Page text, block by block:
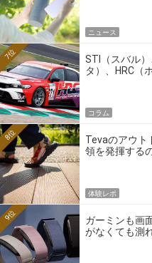
ニュース
STI（スバル）
タ）、HRC（
7位
コラム
Tevaのアウト
領を発揮する
8位
体験レポ
ガーミンも画
がなくても測
9位